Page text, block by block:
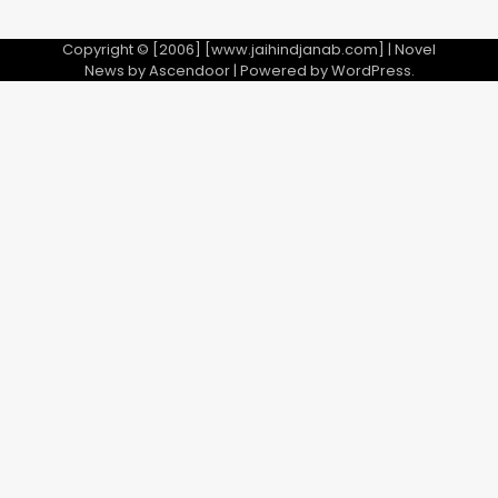
Copyright © [2006] [www.jaihindjanab.com] | Novel
News byAscendoor| Powered byWordPress.